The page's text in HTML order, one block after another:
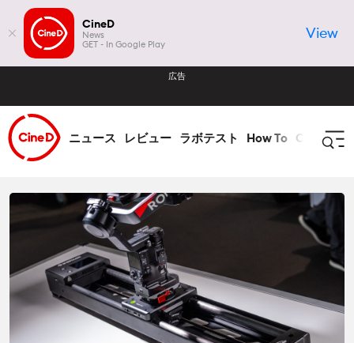
CineD
News
GET - In Google Play
View
広告
ニュース レビュー ラボテスト How To CineDビ
ログイン
ニュース
全て ニュース
レビュー